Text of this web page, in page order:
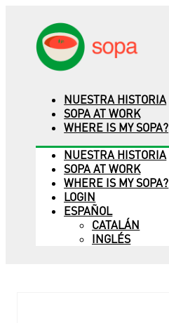
NUESTRA HISTORIA
SOPA AT WORK
WHERE IS MY SOPA?
NUESTRA HISTORIA
SOPA AT WORK
WHERE IS MY SOPA?
LOGIN
ESPAÑOL
CATALÁN
INGLÉS